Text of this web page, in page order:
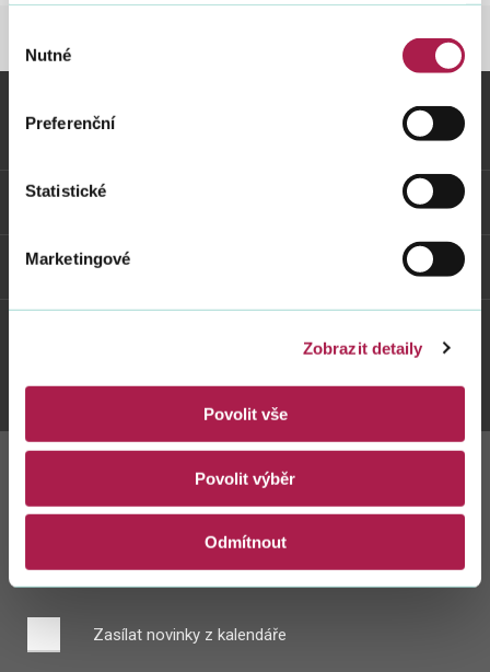
souhlasu
Nutné
Preferenční
Statistické
Marketingové
Zobrazit detaily
Povolit vše
Povolit výběr
Odmítnout
Vybrané informace
Odkazy
Weby FS
Facebook Instagram
Zůstaňte s námi
v kontaktu
Zasílat novinky z kalendáře